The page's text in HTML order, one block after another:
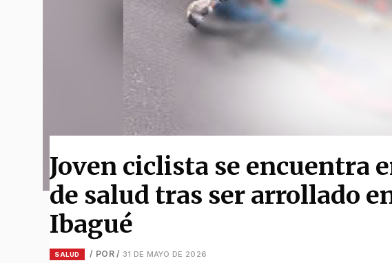
Joven ciclista se encuentra
de salud tras ser arrollado
Ibagué
SALUD / POR / 31 DE MAYO DE 2026